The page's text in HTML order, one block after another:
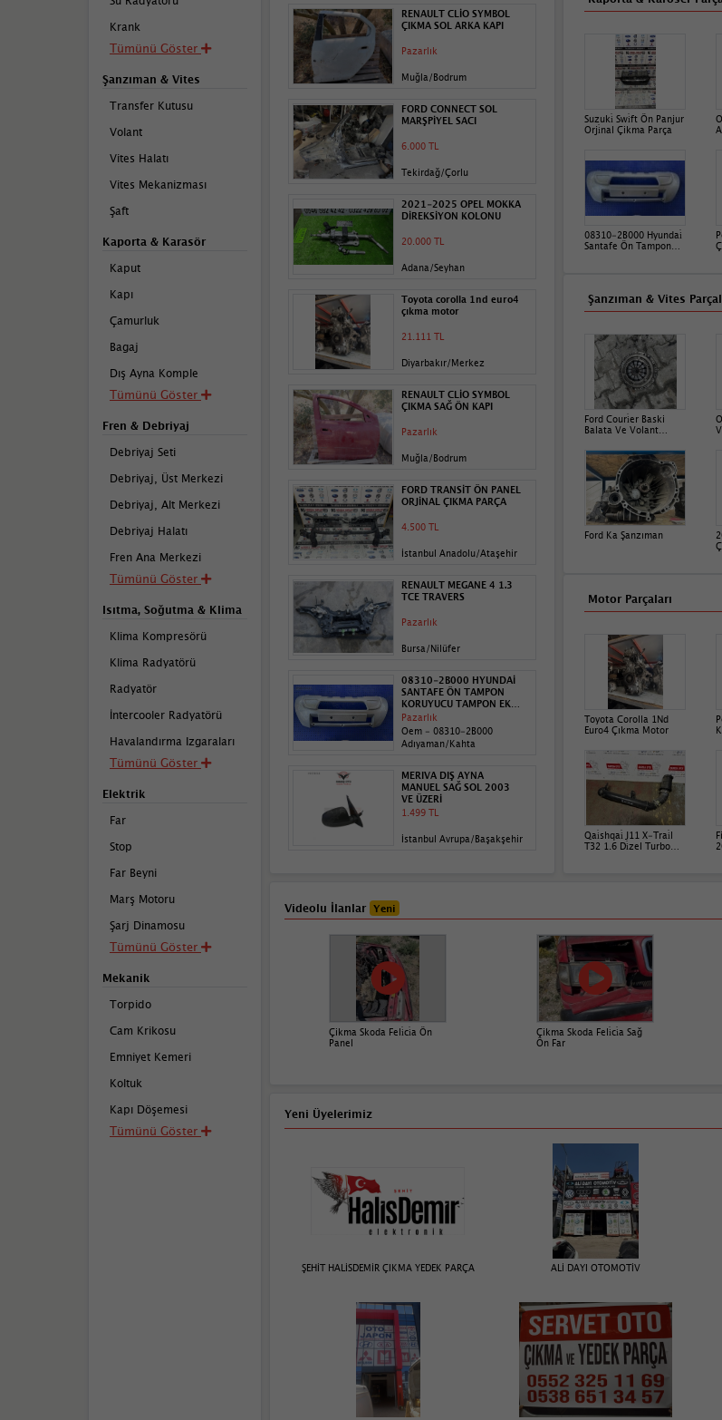
Krank
Tümünü Göster
Şanzıman & Vites
Transfer Kutusu
Volant
Vites Halatı
Vites Mekanizması
Şaft
Kaporta & Karasör
Kaput
Kapı
Çamurluk
Bagaj
Dış Ayna Komple
Tümünü Göster
Fren & Debriyaj
Debriyaj Seti
Debriyaj, Üst Merkezi
Debriyaj, Alt Merkezi
Debriyaj Halatı
Fren Ana Merkezi
Tümünü Göster
Isıtma, Soğutma & Klima
Klima Kompresörü
Klima Radyatörü
Radyatör
İntercooler Radyatörü
Havalandırma Izgaraları
Tümünü Göster
Elektrik
Far
Stop
Far Beyni
Marş Motoru
Şarj Dinamosu
Tümünü Göster
Mekanik
Torpido
Cam Krikosu
Emniyet Kemeri
Koltuk
Kapı Döşemesi
Tümünü Göster
RENAULT CLİO SYMBOL
ÇIKMA SOL ARKA KAPI
Pazarlık
Muğla/Bodrum
FORD CONNECT SOL
MARŞPİYEL SACI
6.000 TL
Tekirdağ/Çorlu
2021-2025 OPEL MOKKA
DİREKSİYON KOLONU
20.000 TL
Adana/Seyhan
Toyota corolla 1nd euro4
çıkma motor
21.111 TL
Diyarbakır/Merkez
RENAULT CLİO SYMBOL
ÇIKMA SAĞ ÖN KAPI
Pazarlık
Muğla/Bodrum
FORD TRANSİT ÖN PANEL
ORJİNAL ÇIKMA PARÇA
4.500 TL
İstanbul Anadolu/Ataşehir
RENAULT MEGANE 4 1.3
TCE TRAVERS
Pazarlık
Bursa/Nilüfer
08310-2B000 HYUNDAİ
SANTAFE ÖN TAMPON
KORUYUCU TAMPON EKİ
05-12
Pazarlık
Oem - 08310-2B000
Adıyaman/Kahta
MERIVA DIŞ AYNA
MANUEL SAĞ SOL 2003
VE ÜZERİ
1.499 TL
İstanbul Avrupa/Başakşehir
Suzuki̇ Swi̇ft Ön Panjur
Orji̇nal Çikma Parça
08310-2B000 Hyundai̇
Santafe Ön Tampon
Şanzıman & Vites
Ford Couri̇er Baski
Balata Ve Volant
Ford Ka Şanzıman
Motor Parçaları
Toyota Corolla 1Nd
Euro4 Çıkma Motor
Qai̇shqai̇ J11 X-Trai̇l
T32 1.6 Di̇zel Turbo
Videolu İlanlar Yeni
Çikma Skoda Feli̇ci̇a Ön
Panel
Çikma Skoda Feli̇ci̇a Sağ
Ön Far
Yeni Üyelerimiz
ŞEHİT HALİSDEMİR ÇIKMA YEDEK PARÇA ALİ DAYI OTOMOTİV